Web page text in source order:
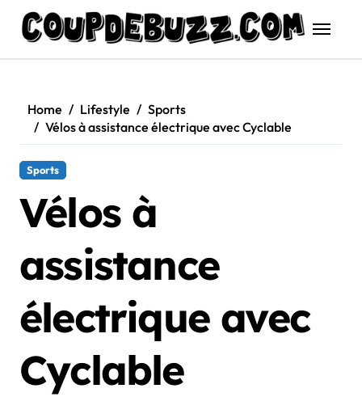
content
Home Lifestyle
Sports
Vélos à assistance électrique avec Cyclable
Sports
Vélos à
assistance
électrique avec
Cyclable